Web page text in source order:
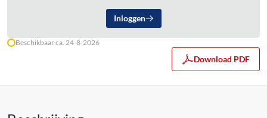
Inloggen
Beschikbaar ca. 24-8-2026
Download PDF